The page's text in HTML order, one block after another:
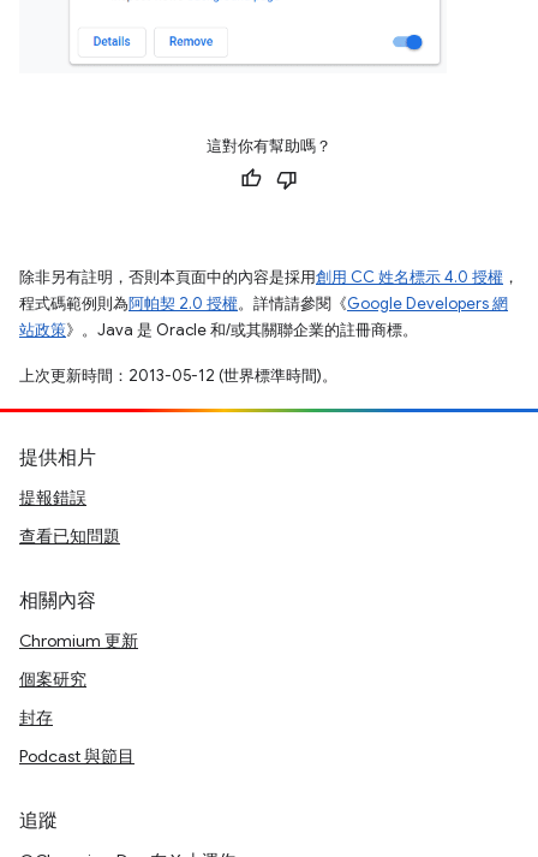
這對你有幫助嗎？
除非另有註明，否則本頁面中的內容是採用創用 CC 姓名標示 4.0 授權 ，
程式碼範例則為阿帕契 2.0 授權。詳情請參閱《Google Developers 網
站政策》。Java 是 Oracle 和/或其關聯企業的註冊商標。
上次更新時間：2013-05-12 (世界標準時間)。
提供相片
提報錯誤
查看已知問題
相關內容
Chromium 更新
個案研究
封存
Podcast 與節目
追蹤